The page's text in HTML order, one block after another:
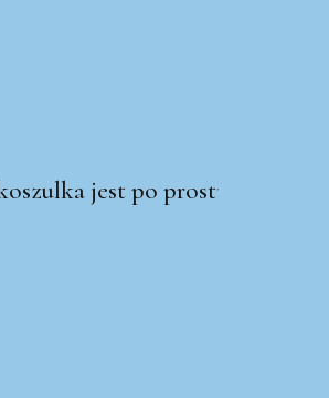
jest po prostu